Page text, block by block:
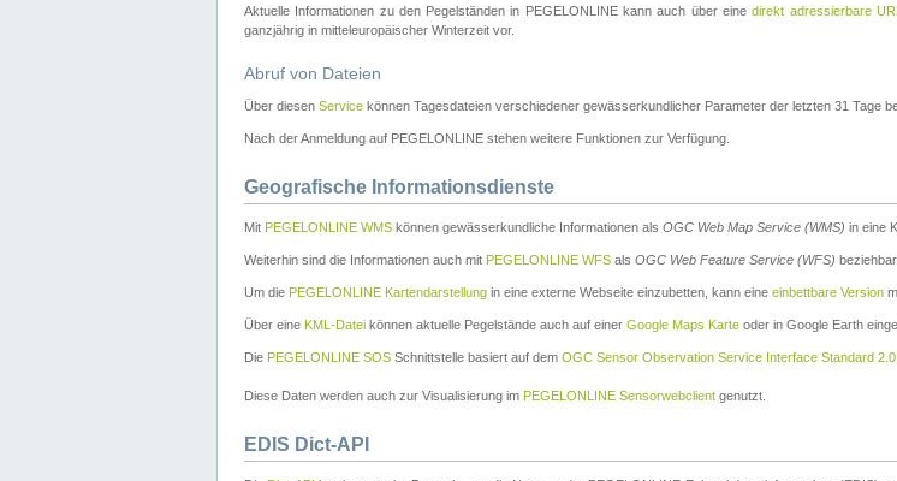
Aktuelle Informationen zu den Pegelständen in PEGELONLINE kann auch über einedirekt adressierbare URL
ganzjährig in mitteleuropäischer Winterzeit vor.
Abruf von Dateien
Über diesen Service können Tagesdateien verschiedener gewässerkundlicher Parameter der letzten 31 Tage
Nach der Anmeldung auf PEGELONLINE stehen weitere Funktionen zur Verfügung.
Geografische Informationsdienste
Mit PEGELONLINE WMS können gewässerkundliche Informationen als OGC Web Map Service (WMS) in eine
Weiterhin sind die Informationen auch mit PEGELONLINE WFS als OGC Web Feature Service (WFS) beziehbar.
Um die PEGELONLINE Kartendarstellung in eine externe Webseite einzubetten, kann eine einbettbare Version
Über eine KML-Datei können aktuelle Pegelstände auch auf einer Google Maps Karte oder in Google Earth
Die PEGELONLINE SOS Schnittstelle basiert auf dem OGC Sensor Observation Service Interface Standard
Diese Daten werden auch zur Visualisierung im PEGELONLINE Sensorwebclient genutzt.
EDIS Dict-API